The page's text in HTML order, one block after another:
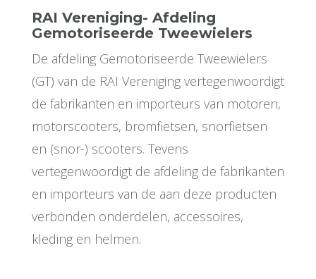
RAI Vereniging- Afdeling
Gemotoriseerde Tweewielers
De afdeling Gemotoriseerde Tweewielers
(GT) van de RAI Vereniging vertegenwoordigt
de fabrikanten en importeurs van motoren,
motorscooters, bromfietsen, snorfietsen
en (snor-) scooters. Tevens
vertegenwoordigt de afdeling de fabrikanten
en importeurs van de aan deze producten
verbonden onderdelen, accessoires,
kleding en helmen.